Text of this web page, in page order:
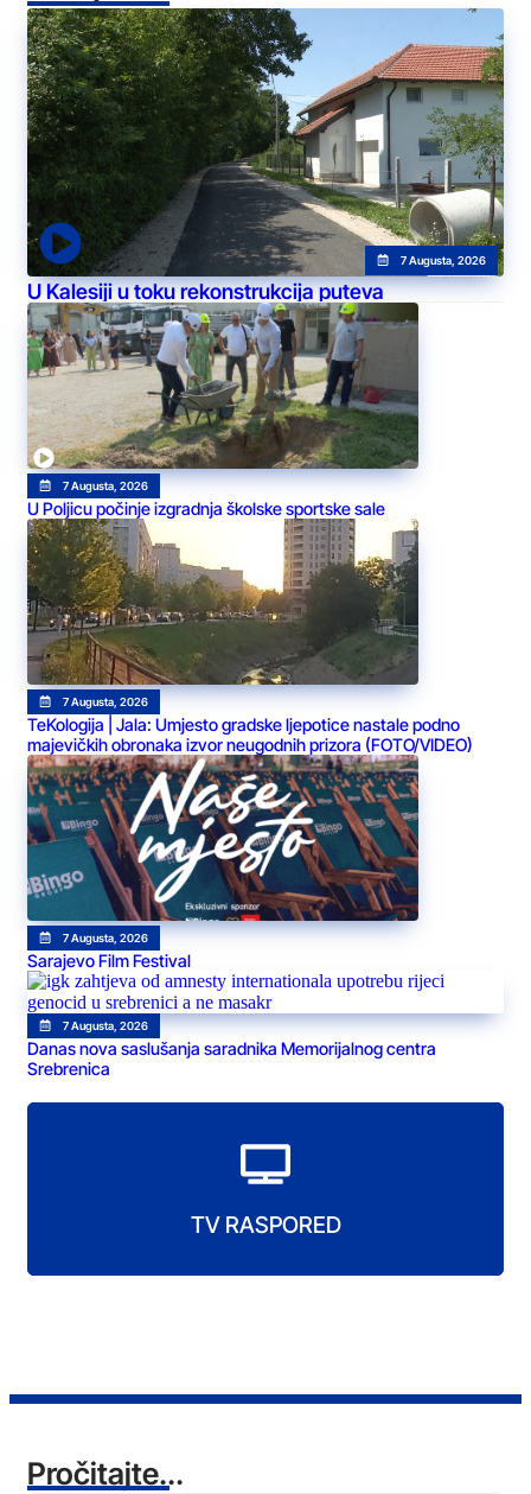
7 Augusta, 2026
U Kalesiji u toku rekonstrukcija puteva
7 Augusta, 2026
U Poljicu počinje izgradnja školske sportske sale
7 Augusta, 2026
TeKologija | Jala: Umjesto gradske ljepotice nastale podno
majevičkih obronaka izvor neugodnih prizora (FOTO/VIDEO)
7 Augusta, 2026
Sarajevo Film Festival
7 Augusta, 2026
Danas nova saslušanja saradnika Memorijalnog centra
Srebrenica
TV RASPORED
Pročitajte...